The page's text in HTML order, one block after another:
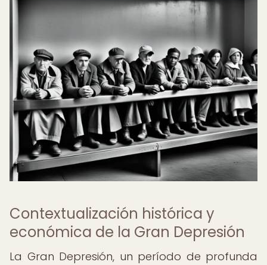
Contextualización histórica y
económica de la Gran Depresión
La Gran Depresión, un período de profunda